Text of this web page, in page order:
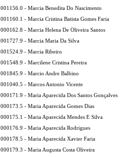
001156.0 - Marcia Benedita Do Nascimento
001160.1 - Marcia Cristina Batista Gomes Faria
000162.8 - Marcia Helena De Oliveira Santos
001727.9 - Marcia Maria Da Silva
001524.9 - Marcia Ribeiro
001548.9 - Marcilene Cristina Pereira
001845.9 - Marcio Andre Balbino
001040.5 - Marcos Antonio Vicente
000171.9 - Maria Aparecida Dos Santos Gonçalves
000173.5 - Maria Aparecida Gomes Dias
000175.1 - Maria Aparecida Mendes E Silva
000176.9 - Maria Aparecida Rodrigues
000178.5 - Maria Aparecida Xavier Faria
000179.3 - Maria Augusta Costa Oliveira